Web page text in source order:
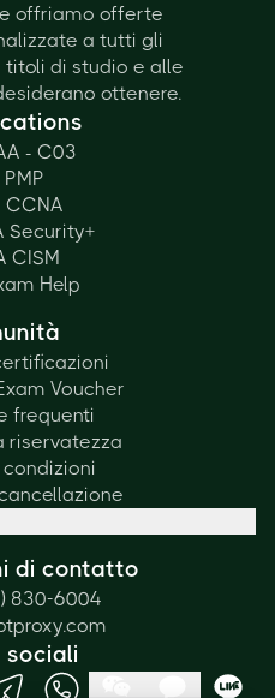
offriamo offerte
a tutti gli
titoli di studio e alle
ottenere.
- C03
PMP
CCNA
Security+
CISM
Help
Voucher
frequenti
riservatezza
di contatto
830-6004
sociali